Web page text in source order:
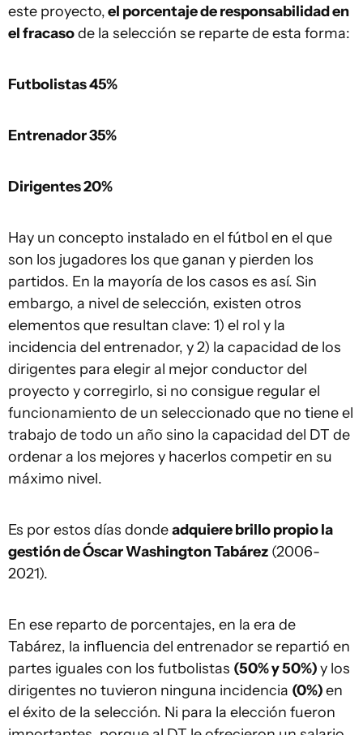
este proyecto,el porcentaje de responsabilidad en
el fracasode la selección se reparte de esta forma:
Futbolistas 45%
Entrenador 35%
Dirigentes 20%
Hay un concepto instalado en el fútbol en el que
son los jugadores los que ganan y pierden los
partidos. En la mayoría de los casos es así. Sin
embargo, a nivel de selección, existen otros
elementos que resultan clave: 1) el rol y la
incidencia del entrenador, y 2) la capacidad de los
dirigentes para elegir al mejor conductor del
proyecto y corregirlo, si no consigue regular el
funcionamiento de un seleccionado que no tiene el
trabajo de todo un año sino la capacidad del DT de
ordenar a los mejores y hacerlos competir en su
máximo nivel.
Es por estos días dondeadquiere brillo propio la
gestión de Óscar Washington Tabárez (2006-
2021).
En ese reparto de porcentajes, en la era de
Tabárez, la influencia del entrenador se repartió en
partes iguales con los futbolistas (50% y 50%)y los
dirigentes no tuvieron ninguna incidencia (0%)en
el éxito de la selección. Ni para la elección fueron